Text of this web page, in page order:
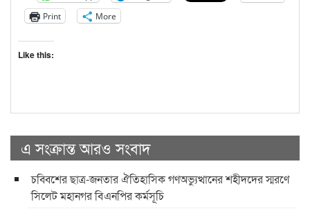
Print
More
Like this:
এ সংক্রান্ত আরও সংবাদ
চব্বিশের ছাত্র-জনতার ঐতিহাসিক গণঅভ্যুত্থানের শহীদদের স্মরণে
সিলেট মহানগর বিএনপির কর্মসূচি